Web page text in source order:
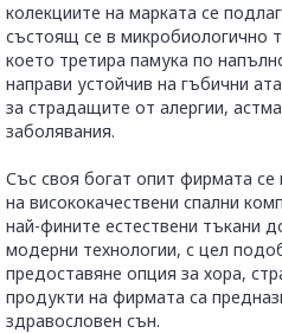
колекциите на марката се
състоящ се в микробиологично
което третира памука по
направи устойчив на гъбични
за страдащите от алергии,
заболявания.
Със своя богат опит фирмата
на висококачествени спални
най-фините естествени тъкани
модерни технологии, с цел
предоставяне опция за хора,
продукти на фирмата са
здравословен сън.